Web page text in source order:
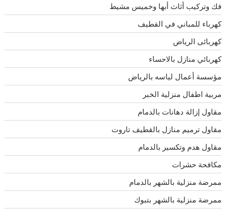
فك وتركيب أثاث أبها وخميس مشيط
كهرباء للمباني في القطيف
كهربائى الرياض
كهربائي منازل بالاحساء
مؤسسة أعمال لياسه بالرياض
مربية اطفال منزلية الخبر
مقاول إزالة دهانات بالدمام
مقاول ترميم منازل بالقطيف تاروت
مقاول هدم وتكسير بالدمام
مكافحة حشرات
ممرضة منزلية بالشهر بالدمام
ممرضة منزلية بالشهر بتبوك